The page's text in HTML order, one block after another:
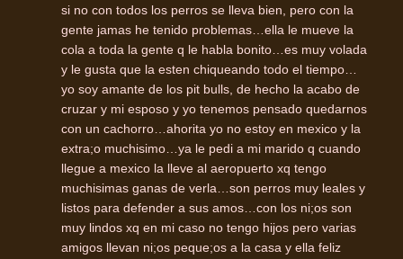
si no con todos los perros se lleva bien, pero con la
gente jamas he tenido problemas…ella le mueve la
cola a toda la gente q le habla bonito…es muy volada
y le gusta que la esten chiqueando todo el tiempo…
yo soy amante de los pit bulls, de hecho la acabo de
cruzar y mi esposo y yo tenemos pensado quedarnos
con un cachorro…ahorita yo no estoy en mexico y la
extra;o muchisimo…ya le pedi a mi marido q cuando
llegue a mexico la lleve al aeropuerto xq tengo
muchisimas ganas de verla…son perros muy leales y
listos para defender a sus amos…con los ni;os son
muy lindos xq en mi caso no tengo hijos pero varias
amigos llevan ni;os peque;os a la casa y ella feliz